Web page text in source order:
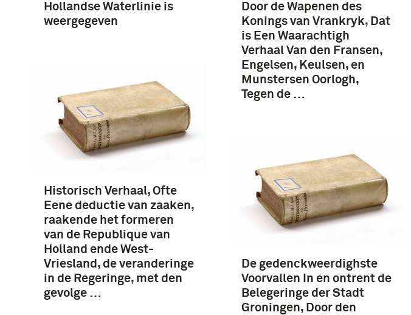
Hollandse Waterlinie is
weergegeven
Historisch Verhaal, Ofte
Eene deductie van zaaken,
raakende het formeren
van de Republique van
Holland ende West-
Vriesland, de veranderinge
in de Regeringe, met den
gevolge …
Door de Wapenen des
Konings van Vrankryk, Dat
is Een Waarachtigh
Verhaal Van den Fransen,
Engelsen, Keulsen, en
Munstersen Oorlogh,
Tegen de …
De gedenckweerdighste
Voorvallen In en ontrent de
Belegeringe der Stadt
Groningen, Door den